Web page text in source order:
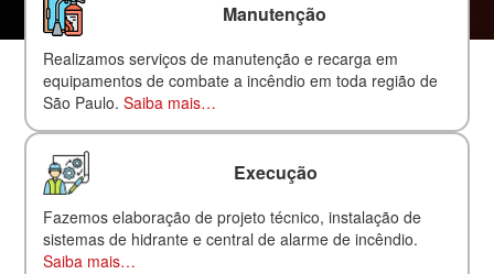
Manutenção
Realizamos serviços de manutenção e recarga em
equipamentos de combate a incêndio em toda região de
São Paulo.Saiba mais…
Execução
Fazemos elaboração de projeto técnico, instalação de
sistemas de hidrante e central de alarme de incêndio.
Saiba mais…